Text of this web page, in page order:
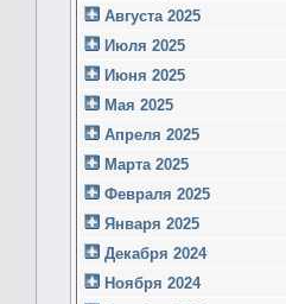
Августа 2025
Июля 2025
Июня 2025
Мая 2025
Апреля 2025
Марта 2025
Февраля 2025
Января 2025
Декабря 2024
Ноября 2024